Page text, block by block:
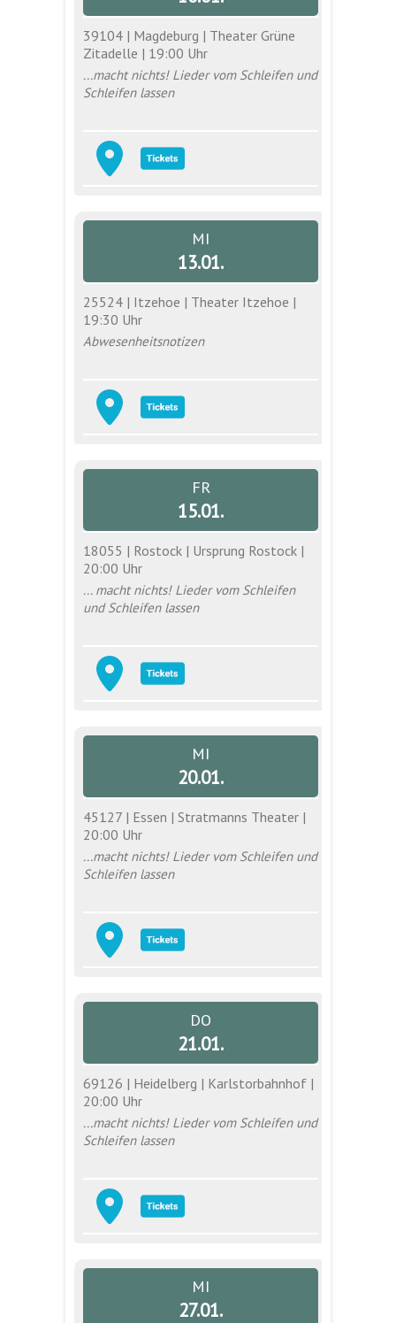
39104 | Magdeburg | Theater Grüne
Zitadelle | 19:00 Uhr
...macht nichts! Lieder vom Schleifen und
Schleifen lassen
MI
13.01.
25524 | Itzehoe | Theater Itzehoe |
19:30 Uhr
Abwesenheitsnotizen
FR
15.01.
18055 | Rostock | Ursprung Rostock |
20:00 Uhr
... macht nichts! Lieder vom Schleifen
und Schleifen lassen
MI
20.01.
45127 | Essen | Stratmanns Theater |
20:00 Uhr
...macht nichts! Lieder vom Schleifen und
Schleifen lassen
DO
21.01.
69126 | Heidelberg | Karlstorbahnhof |
20:00 Uhr
...macht nichts! Lieder vom Schleifen und
Schleifen lassen
MI
27.01.